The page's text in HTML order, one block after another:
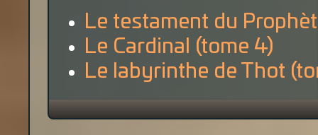
Le testament du
Le Cardinal (tome 4)
Le labyrinthe de Thot